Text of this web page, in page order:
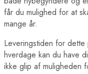
får du mulighed for at
mange år.
Leveringstiden for
hverdage kan du have
ikke glip af muligheden